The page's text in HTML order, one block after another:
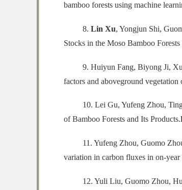
bamboo forests using machine
8. Lin Xu, Yongjun Shi,
Stocks in the Moso Bamboo
9. Huiyun Fang, Biyong Ji,
factors and aboveground
10. Lei Gu, Yufeng Zhou,
of Bamboo Forests and Its Products.
11. Yufeng Zhou, Guomo
variation in carbon fluxes in on-
12. Yuli Liu, Guomo Zhou,